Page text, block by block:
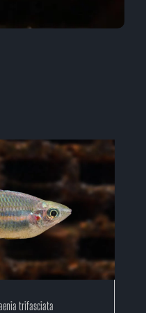
trifasciata